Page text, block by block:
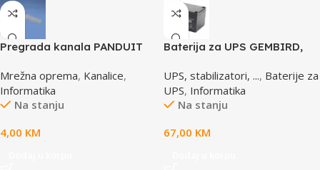
Pregrada kanala PANDUIT
Mrežna oprema, Kanalice,
Informatika
Na stanju
4,00 KM
Baterija za UPS GEMBIRD,
UPS, stabilizatori, ..., Baterije za
UPS, Informatika
Na stanju
67,00 KM